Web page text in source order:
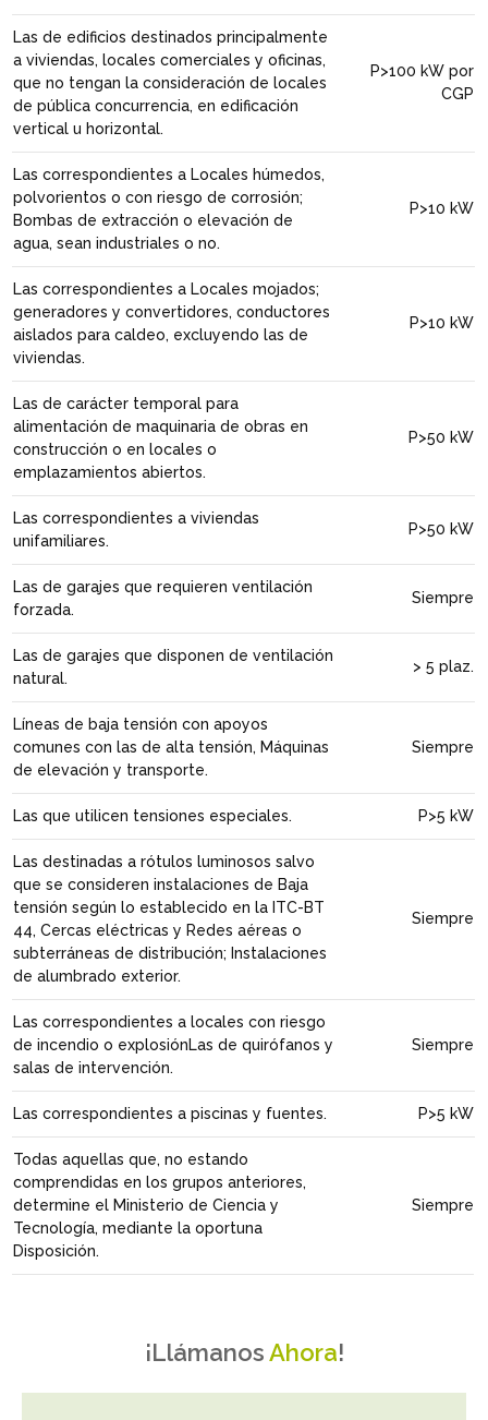
Las de edificios destinados principalmente
a viviendas, locales comerciales y oficinas,
que no tengan la consideración de locales
de pública concurrencia, en edificación
vertical u horizontal.
P>100 kW por
CGP
Las correspondientes a Locales húmedos,
polvorientos o con riesgo de corrosión;
Bombas de extracción o elevación de
agua, sean industriales o no.
P>10 kW
Las correspondientes a Locales mojados;
generadores y convertidores, conductores
aislados para caldeo, excluyendo las de
viviendas.
P>10 kW
Las de carácter temporal para
alimentación de maquinaria de obras en
construcción o en locales o
emplazamientos abiertos.
P>50 kW
Las correspondientes a viviendas
unifamiliares.
P>50 kW
Las de garajes que requieren ventilación
forzada.
Siempre
Las de garajes que disponen de ventilación
natural.
> 5 plaz.
Líneas de baja tensión con apoyos
comunes con las de alta tensión, Máquinas
de elevación y transporte.
Siempre
Las que utilicen tensiones especiales. P>5 kW
Las destinadas a rótulos luminosos salvo
que se consideren instalaciones de Baja
tensión según lo establecido en la ITC-BT
44, Cercas eléctricas y Redes aéreas o
subterráneas de distribución; Instalaciones
de alumbrado exterior.
Siempre
Las correspondientes a locales con riesgo
de incendio o explosiónLas de quirófanos y
salas de intervención.
Siempre
Las correspondientes a piscinas y fuentes. P>5 kW
Todas aquellas que, no estando
comprendidas en los grupos anteriores,
determine el Ministerio de Ciencia y
Tecnología, mediante la oportuna
Disposición.
Siempre
¡LlámanosAhora!